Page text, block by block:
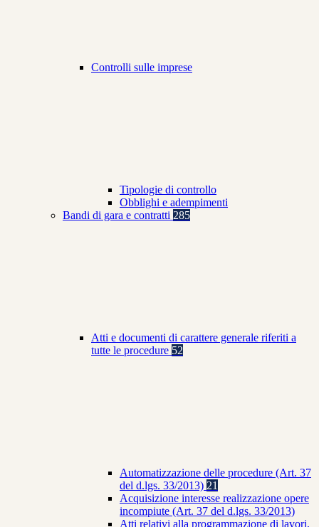
Controlli sulle imprese
Tipologie di controllo
Obblighi e adempimenti
Bandi di gara e contratti 285
Atti e documenti di carattere generale riferiti a
tutte le procedure 52
Automatizzazione delle procedure (Art. 37
del d.lgs. 33/2013) 21
Acquisizione interesse realizzazione opere
incompiute (Art. 37 del d.lgs. 33/2013)
Atti relativi alla programmazione di lavori,